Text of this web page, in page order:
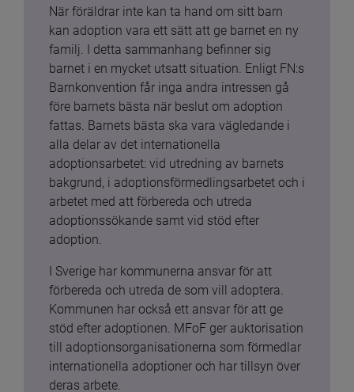
När föräldrar inte kan ta hand om sitt barn
kan adoption vara ett sätt att ge barnet en ny
familj. I detta sammanhang befinner sig
barnet i en mycket utsatt situation. Enligt FN:s
Barnkonvention får inga andra intressen gå
före barnets bästa när beslut om adoption
fattas. Barnets bästa ska vara vägledande i
alla delar av det internationella
adoptionsarbetet: vid utredning av barnets
bakgrund, i adoptionsförmedlingsarbetet och i
arbetet med att förbereda och utreda
adoptionssökande samt vid stöd efter
adoption.
I Sverige har kommunerna ansvar för att
förbereda och utreda de som vill adoptera.
Kommunen har också ett ansvar för att ge
stöd efter adoptionen. MFoF ger auktorisation
till adoptionsorganisationerna som förmedlar
internationella adoptioner och har tillsyn över
deras arbete.